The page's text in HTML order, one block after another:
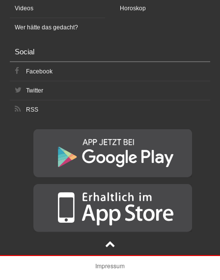
Videos
Wer hätte das gedacht?
Horoskop
Social
Facebook
Twitter
RSS
Impressum